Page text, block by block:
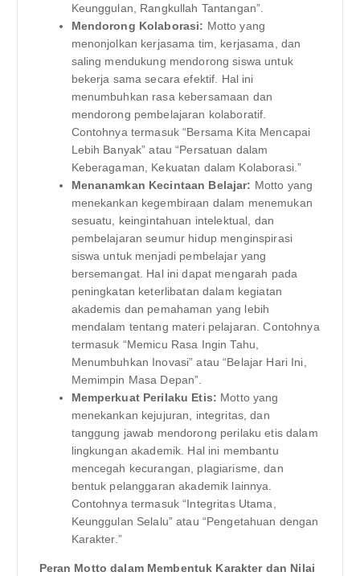
Keunggulan, Rangkullah Tantangan”.
Mendorong Kolaborasi: Motto yang
menonjolkan kerjasama tim, kerjasama, dan
saling mendukung mendorong siswa untuk
bekerja sama secara efektif. Hal ini
menumbuhkan rasa kebersamaan dan
mendorong pembelajaran kolaboratif.
Contohnya termasuk “Bersama Kita Mencapai
Lebih Banyak” atau “Persatuan dalam
Keberagaman, Kekuatan dalam Kolaborasi.”
Menanamkan Kecintaan Belajar: Motto yang
menekankan kegembiraan dalam menemukan
sesuatu, keingintahuan intelektual, dan
pembelajaran seumur hidup menginspirasi
siswa untuk menjadi pembelajar yang
bersemangat. Hal ini dapat mengarah pada
peningkatan keterlibatan dalam kegiatan
akademis dan pemahaman yang lebih
mendalam tentang materi pelajaran. Contohnya
termasuk “Memicu Rasa Ingin Tahu,
Menumbuhkan Inovasi” atau “Belajar Hari Ini,
Memimpin Masa Depan”.
Memperkuat Perilaku Etis: Motto yang
menekankan kejujuran, integritas, dan
tanggung jawab mendorong perilaku etis dalam
lingkungan akademik. Hal ini membantu
mencegah kecurangan, plagiarisme, dan
bentuk pelanggaran akademik lainnya.
Contohnya termasuk “Integritas Utama,
Keunggulan Selalu” atau “Pengetahuan dengan
Karakter.”
Peran Motto dalam Membentuk Karakter dan Nilai